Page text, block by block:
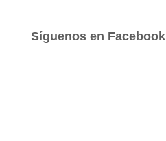
a
Síguenos en Facebook